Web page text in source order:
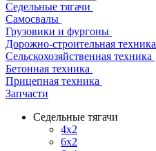
Седельные тягачи
Самосвалы
Грузовики и фургоны
Дорожно-строительная техника
Сельскохозяйственная техника
Бетонная техника
Прицепная техника
Запчасти
Седельные тягачи
4x2
6x2